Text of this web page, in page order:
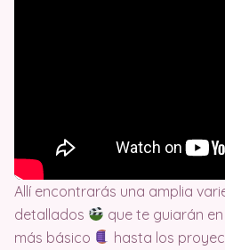
Allí encontrarás una amplia
detallados
que te guiarán
más básico
hasta los